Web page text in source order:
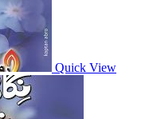
Quick View